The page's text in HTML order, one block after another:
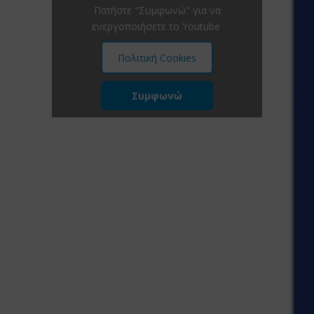
Πατήστε "Συμφωνώ" για να
ενεργοποιήσετε το Youtube
Πολιτική Cookies
Συμφωνώ